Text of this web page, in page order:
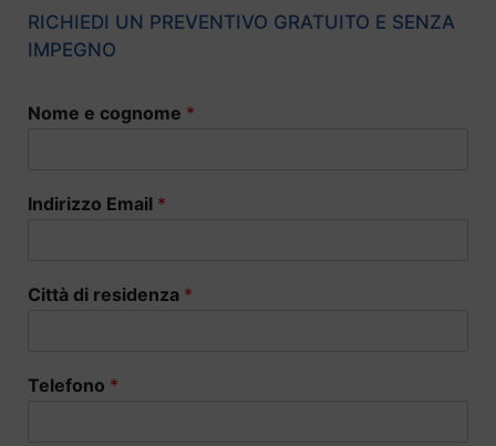
RICHIEDI UN PREVENTIVO GRATUITO E SENZA
IMPEGNO
Nome e cognome *
Indirizzo Email *
Città di residenza *
Telefono *